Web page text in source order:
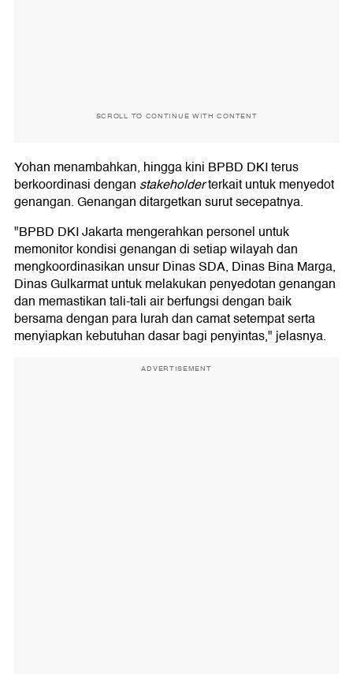
SCROLL TO CONTINUE WITH CONTENT
Yohan menambahkan, hingga kini BPBD DKI terus
berkoordinasi dengan stakeholderterkait untuk menyedot
genangan. Genangan ditargetkan surut secepatnya.
"BPBD DKI Jakarta mengerahkan personel untuk
memonitor kondisi genangan di setiap wilayah dan
mengkoordinasikan unsur Dinas SDA, Dinas Bina Marga,
Dinas Gulkarmat untuk melakukan penyedotan genangan
dan memastikan tali-tali air berfungsi dengan baik
bersama dengan para lurah dan camat setempat serta
menyiapkan kebutuhan dasar bagi penyintas," jelasnya.
ADVERTISEMENT